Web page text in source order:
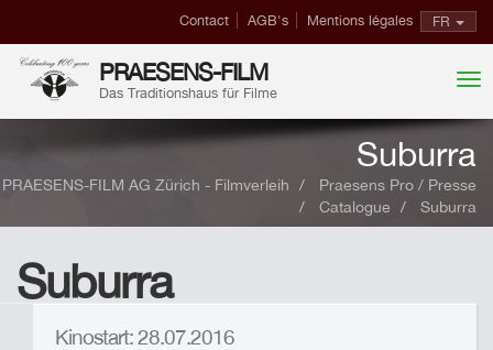
FR
Contact AGB's Mentions légales
PRAESENS-FILM
Das Traditionshaus für Filme
Suburra
PRAESENS-FILM AG Zürich - Filmverleih
Praesens Pro / Presse
Catalogue
Suburra
Suburra
Kinostart: 28.07.2016